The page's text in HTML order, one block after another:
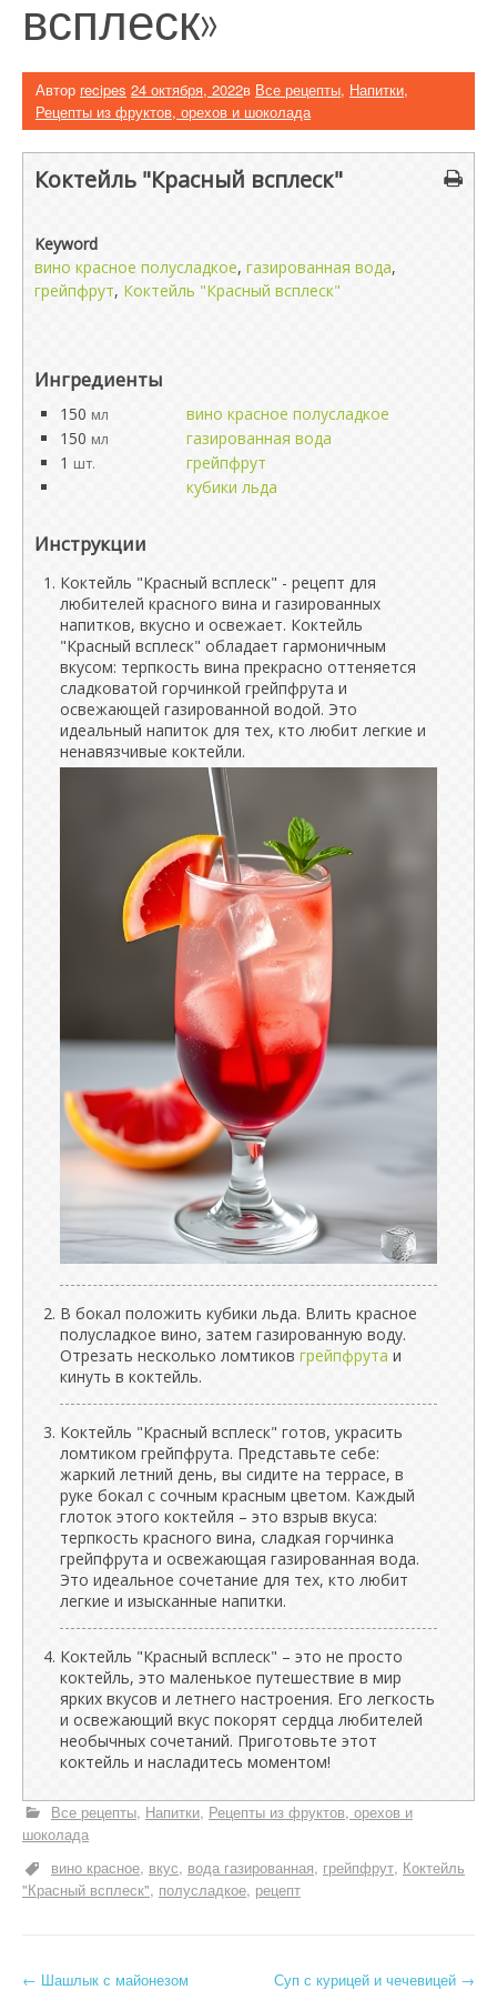
всплеск»
Автор recipes 24 октября, 2022в Все рецепты, Напитки,
Рецепты из фруктов, орехов и шоколада
Коктейль "Красный всплеск"
Keyword
вино красное полусладкое, газированная вода,
грейпфрут, Коктейль "Красный всплеск"
Ингредиенты
150 мл
вино красное полусладкое
150 мл
газированная вода
1 шт.
грейпфрут
кубики льда
Инструкции
Коктейль "Красный всплеск" - рецепт для
любителей красного вина и газированных
напитков, вкусно и освежает. Коктейль
"Красный всплеск" обладает гармоничным
вкусом: терпкость вина прекрасно оттеняется
сладковатой горчинкой грейпфрута и
освежающей газированной водой. Это
идеальный напиток для тех, кто любит легкие и
ненавязчивые коктейли.
В бокал положить кубики льда. Влить красное
полусладкое вино, затем газированную воду.
Отрезать несколько ломтиков грейпфрута и
кинуть в коктейль.
Коктейль "Красный всплеск" готов, украсить
ломтиком грейпфрута. Представьте себе:
жаркий летний день, вы сидите на террасе, в
руке бокал с сочным красным цветом. Каждый
глоток этого коктейля – это взрыв вкуса:
терпкость красного вина, сладкая горчинка
грейпфрута и освежающая газированная вода.
Это идеальное сочетание для тех, кто любит
легкие и изысканные напитки.
Коктейль "Красный всплеск" – это не просто
коктейль, это маленькое путешествие в мир
ярких вкусов и летнего настроения. Его легкость
и освежающий вкус покорят сердца любителей
необычных сочетаний. Приготовьте этот
коктейль и насладитесь моментом!
Все рецепты Напитки Рецепты из фруктов, орехов и
шоколада
вино красное вкус вода газированная грейпфрут Коктейль
"Красный всплеск" полусладкое рецепт
← Шашлык с майонезом Суп с курицей и чечевицей →